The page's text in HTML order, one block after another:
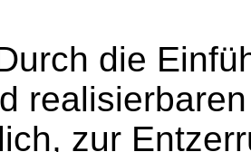
die
zur